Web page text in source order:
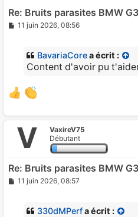
Re: Bruits parasites BMW
M
11 juin 2026, 08:56
BavariaCorea écrit :
Content d'avoir pu
V
VaxireV75
Débutant
Re: Bruits parasites BMW
M
11 juin 2026, 08:57
330dMPerfa écrit :